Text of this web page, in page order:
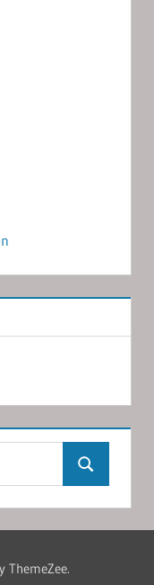
Search
ThemeZee.